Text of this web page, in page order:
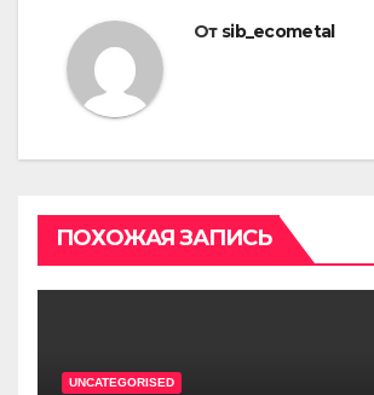
От sib_ecometal
ПОХОЖАЯ ЗАПИСЬ
UNCATEGORISED